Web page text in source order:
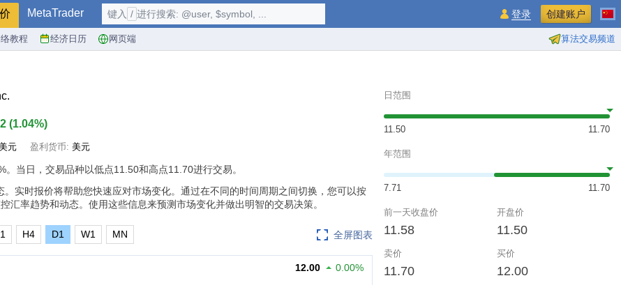
MetaTrader
教程 经济日历 网页端 算法交易频道
键入 / 进行搜索: @user, $symbol, ... 登录 创建账户
(1.04%)
元 盈利货币: 美元
。当日，交易品种以低点11.50和高点11.70进行交易。
实时报价将帮助您快速应对市场变化。通过在不同的时间周期之间切换，您可以按
汇率趋势和动态。使用这些信息来预测市场变化并做出明智的交易决策。
全屏图表
H4 D1 W1 MN
12.00 0.00%
日范围
11.50 11.70
年范围
7.71 11.70
前一天收盘价
11.58
开盘价
11.50
卖价
11.70
买价
12.00